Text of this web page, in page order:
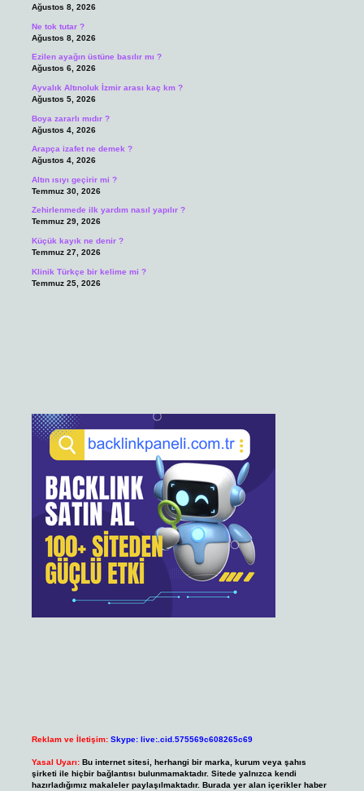
Ağustos 8, 2026
Ne tok tutar ?
Ağustos 8, 2026
Ezilen ayağın üstüne basılır mı ?
Ağustos 6, 2026
Ayvalık Altınoluk İzmir arası kaç km ?
Ağustos 5, 2026
Boya zararlı mıdır ?
Ağustos 4, 2026
Arapça izafet ne demek ?
Ağustos 4, 2026
Altın ısıyı geçirir mi ?
Temmuz 30, 2026
Zehirlenmede ilk yardım nasıl yapılır ?
Temmuz 29, 2026
Küçük kayık ne denir ?
Temmuz 27, 2026
Klinik Türkçe bir kelime mi ?
Temmuz 25, 2026
Reklam ve İletişim: Skype: live:.cid.575569c608265c69
Yasal Uyarı: Bu internet sitesi, herhangi bir marka, kurum veya şahıs
şirketi ile hiçbir bağlantısı bulunmamaktadır. Sitede yalnızca kendi
hazırladığımız makaleler paylaşılmaktadır. Burada yer alan içerikler haber